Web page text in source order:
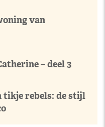
van
– deel 3
tikje rebels: de stijl